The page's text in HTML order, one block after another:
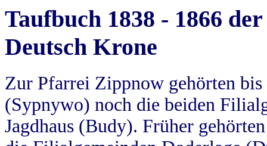
Taufbuch 1838 - 1866
Deutsch Krone
Zur Pfarrei Zippnow gehörten
(Sypnywo) noch die beiden
Jagdhaus (Budy). Früher